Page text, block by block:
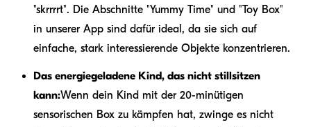
"skrrrrt". Die Abschnitte "Yummy Time" und "Toy Box"
in unserer App sind dafür ideal, da sie sich auf
einfache, stark interessierende Objekte konzentrieren.
Das energiegeladene Kind, das nicht stillsitzen
kann:Wenn dein Kind mit der 20-minütigen
sensorischen Box zu kämpfen hat, zwinge es nicht